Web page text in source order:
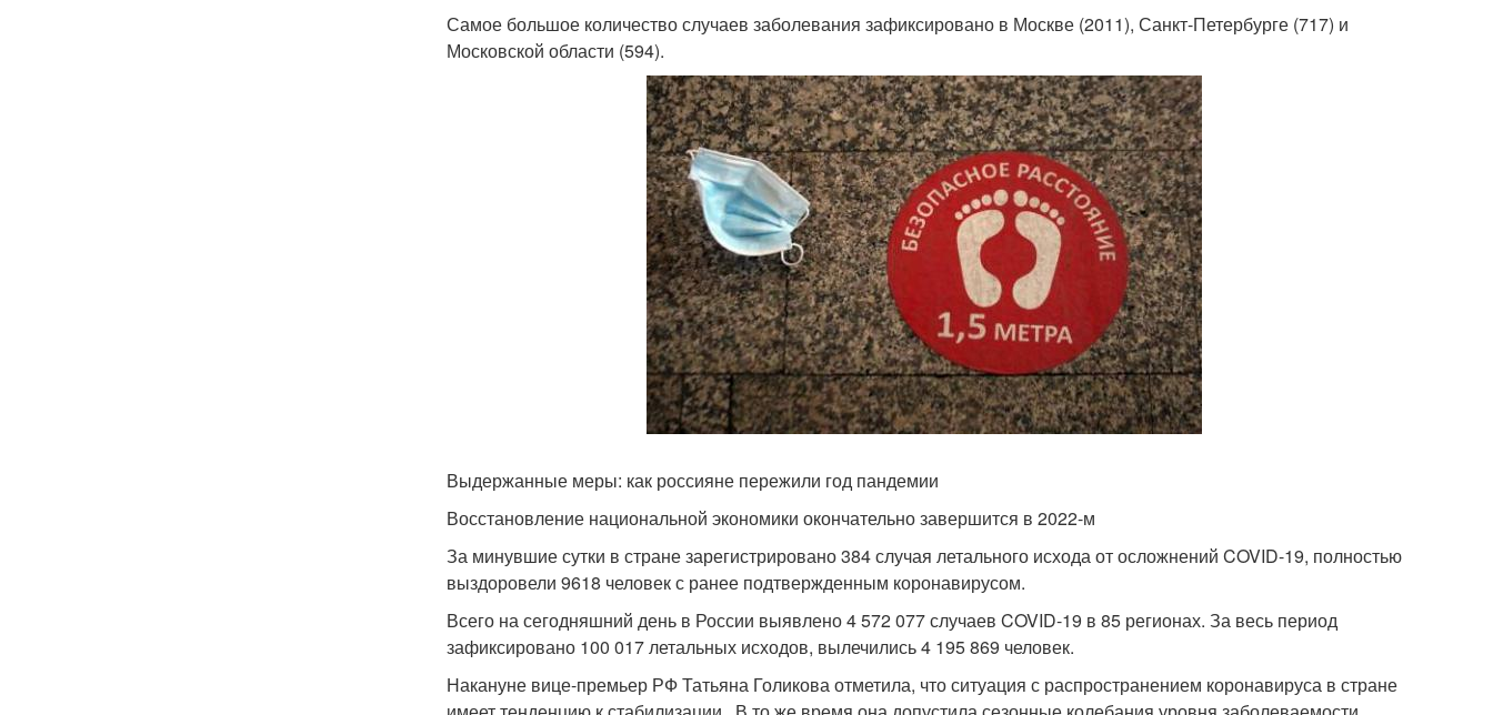
Самое большое количество случаев заболевания зафиксировано в Москве (2011), Санкт-Петербурге (717) и
Московской области (594).
Выдержанные меры: как россияне пережили год пандемии
Восстановление национальной экономики окончательно завершится в 2022-м
За минувшие сутки в стране зарегистрировано 384 случая летального исхода от осложнений COVID-19, полностью
выздоровели 9618 человек с ранее подтвержденным коронавирусом.
Всего на сегодняшний день в России выявлено 4 572 077 случаев COVID-19 в 85 регионах. За весь период
зафиксировано 100 017 летальных исходов, вылечились 4 195 869 человек.
Накануне вице-премьер РФ Татьяна Голикова отметила, что ситуация с распространением коронавируса в стране